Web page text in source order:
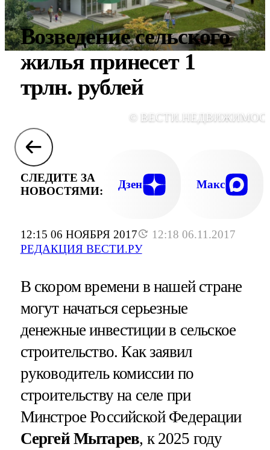
12:15 06 НОЯБРЯ 2017
12:18 06.11.2017
РЕДАКЦИЯ ВЕСТИ.РУ
Возведение сельского
жилья принесет 1
трлн. рублей
©
СЛЕДИТЕ ЗА
НОВОСТЯМИ:
Дзен Макс
В скором времени в нашей стране
могут начаться серьезные
денежные инвестиции в сельское
строительство. Как заявил
руководитель комиссии по
строительству на селе при
Минстрое Российской Федерации
Сергей Мытарев, к 2025 году